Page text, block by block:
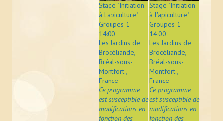
Stage "Initiation
à l'apiculture"
Groupes 1
14:00
Les Jardins de
Brocéliande,
Bréal-sous-
Montfort ,
France
Ce programme
est susceptible de
modifications en
fonction des
Stage "Initiation
à l'apiculture"
Groupes 1
14:00
Les Jardins de
Brocéliande,
Bréal-sous-
Montfort ,
France
Ce programme
est susceptible de
modifications en
fonction des